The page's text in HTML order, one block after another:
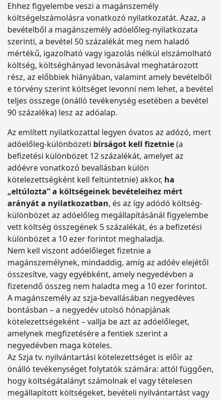
Ehhez figyelembe veszi a magánszemély
költségelszámolásra vonatkozó nyilatkozatát. Azaz, a
bevételből a magánszemély adóelőleg-nyilatkozata
szerinti, a bevétel 50 százalékát meg nem haladó
mértékű, igazolható vagy igazolás nélkül elszámolható
költség, költséghányad levonásával meghatározott
rész, az előbbiek hiányában, valamint amely bevételből
e törvény szerint költséget levonni nem lehet, a bevétel
teljes összege (önálló tevékenység esetében a bevétel
90 százaléka) lesz az adóalap.
Az említett nyilatkozattal legyen óvatos az adózó, mert
adóelőleg-különbözeti bírságot kell fizetnie(a
befizetési különbözet 12 százalékát, amelyet az
adóévre vonatkozó bevallásban külön
kötelezettségként kell feltüntetnie) akkor, ha
„eltúlozta” a költségeinek bevételeihez mért
arányát a nyilatkozatban, és az így adódó költség-
különbözet az adóelőleg megállapításánál figyelembe
vett költség összegének 5 százalékát, és a befizetési
különbözet a 10 ezer forintot meghaladja.
Nem kell viszont adóelőleget fizetnie a
magánszemélynek, mindaddig, amíg az adóév elejétől
összesítve, vagy egyébként, amely negyedévben a
fizetendő összeg nem haladta meg a 10 ezer forintot.
A magánszemély az szja-bevallásában negyedéves
bontásban – a negyedév utolsó hónapjának
kötelezettségeként – vallja be azt az adóelőleget,
amelynek megfizetésére a fentiek szerint a
negyedévben maga köteles.
Az Szja tv. nyilvántartási kötelezettséget is előír az
önálló tevékenységet folytatók számára: attól függően,
hogy költségátalányt számolnak el vagy tételesen
megállapított költségeket, bevételi nyilvántartást vagy